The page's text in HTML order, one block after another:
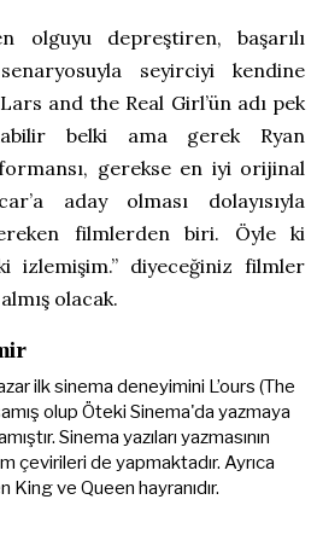
olguyu depreştiren, başarılı
seyirciyi kendine
and the Real Girl’ün adı pek
belki ama gerek Ryan
gerekse en iyi orijinal
aday olması dolayısıyla
filmlerden biri. Öyle ki
izlemişim.” diyeceğiniz filmler
olacak.
ilk sinema deneyimini L’ours (The
olup Öteki Sinema'da yazmaya
Sinema yazıları yazmasının
çevirileri de yapmaktadır. Ayrıca
King ve Queen hayranıdır.